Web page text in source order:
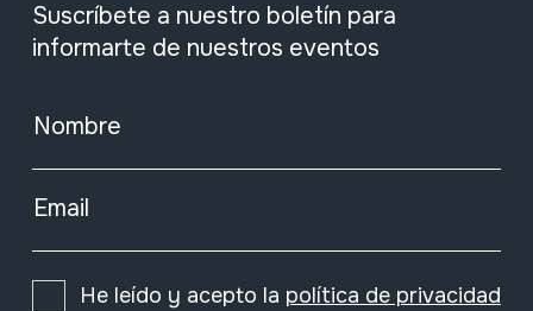
Suscríbete a nuestro boletín para
informarte de nuestros eventos
Nombre
Email
He leído y acepto la política de privacidad